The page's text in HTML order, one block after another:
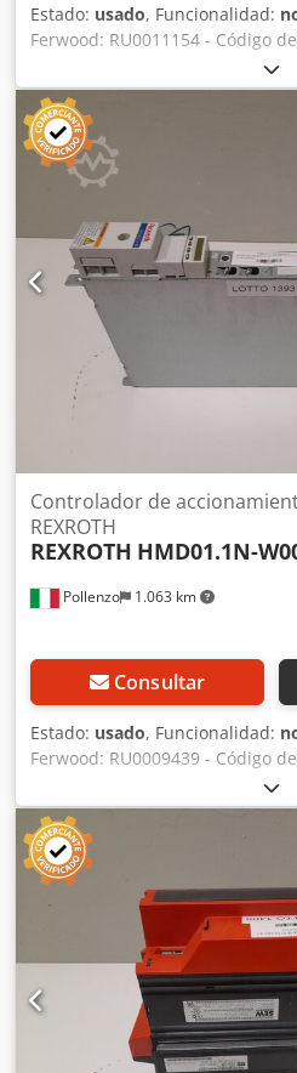
Estado: usado, Funcionalidad:
Ferwood: RU0011154 - Código
W0070-A-03-NNNN - Estado:
probado - Máquina compatible:
está interesado, ofrecemos un
reacondicionamiento. Póngase
Csdpfx Ahozmhyisbeha
Pollenzo 1.063 km
Controlador de
REXROTH
REXROTH HMD01.1N-
Consultar
Estado: usado, Funcionalidad:
Ferwood: RU0009439 - Código
W0012 - Estado: Usado -
Máquina compatible: CNC
interesado, ofrecemos un
contacto con nosotros.